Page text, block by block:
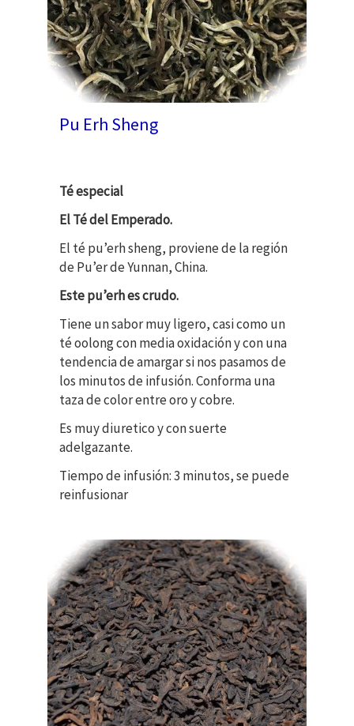
Pu Erh Sheng
Té especial
El Té del Emperado.
El té pu’erh sheng, proviene de la región
de Pu’er de Yunnan, China.
Este pu’erh es crudo.
Tiene un sabor muy ligero, casi como un
té oolong con media oxidación y con una
tendencia de amargar si nos pasamos de
los minutos de infusión. Conforma una
taza de color entre oro y cobre.
Es muy diuretico y con suerte
adelgazante.
Tiempo de infusión: 3 minutos, se puede
reinfusionar